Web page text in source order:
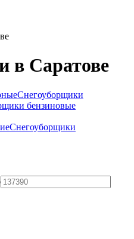
в Саратове
Снегоуборщики
Снегоуборщики